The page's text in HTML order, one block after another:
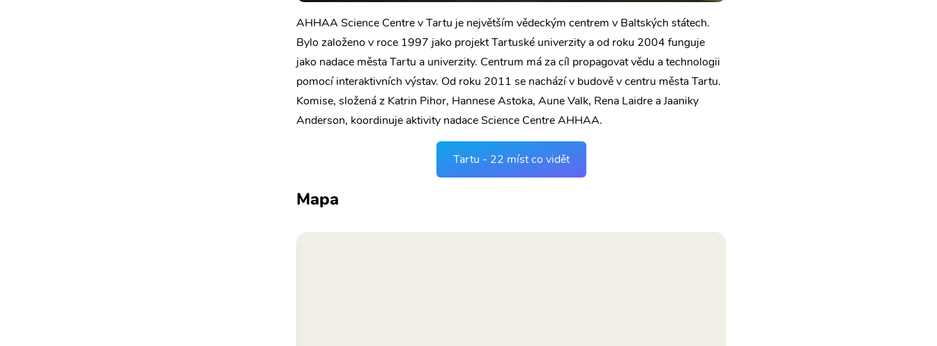
AHHAA Science Centre v Tartu je největším vědeckým centrem v Baltských státech.
Bylo založeno v roce 1997 jako projekt Tartuské univerzity a od roku 2004 funguje
jako nadace města Tartu a univerzity. Centrum má za cíl propagovat vědu a technologii
pomocí interaktivních výstav. Od roku 2011 se nachází v budově v centru města Tartu.
Komise, složená z Katrin Pihor, Hannese Astoka, Aune Valk, Rena Laidre a Jaaniky
Anderson, koordinuje aktivity nadace Science Centre AHHAA.
Tartu - 22 míst co vidět
Mapa